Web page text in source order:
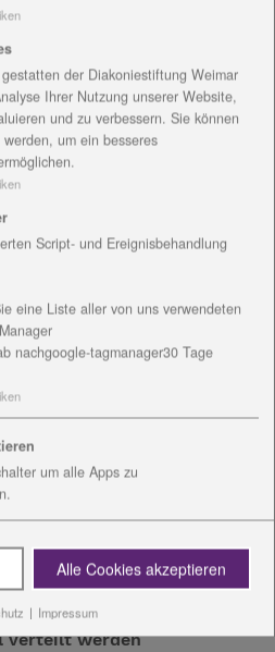
„Es gibt so viele
im Ehrenamt, die für andere
sollen positive Gedanken
„,Weil wir uns brauchen!’
provozieren und zum
gibt viele Menschen, die
Miteinander in unserer
finde ich es großartig,
so viele Akteure an der
Entwicklungen den
zu einem Diskurs sein,
einer Gesellschaft wir leben
schon vor Krisen und
„und wir
wir haben es
brauche es auch
müssen uns sogar
Sebastian Heuchel. Eine
Meinung haben, stelle er
verteilt werden
der Diakoniestiftung Weimar
Ihrer Nutzung unserer Website,
und zu verbessern. Sie können
um ein besseres
Script- und Ereignisbehandlung
eine Liste aller von uns verwendeten
nachgoogle-tagmanager30 Tage
um alle Apps zu
Alle Cookies akzeptieren
| Impressum